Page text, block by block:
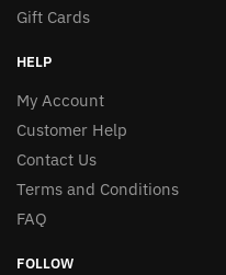
Gift Cards
HELP
My Account
Customer Help
Contact Us
Terms and Conditions
FAQ
FOLLOW